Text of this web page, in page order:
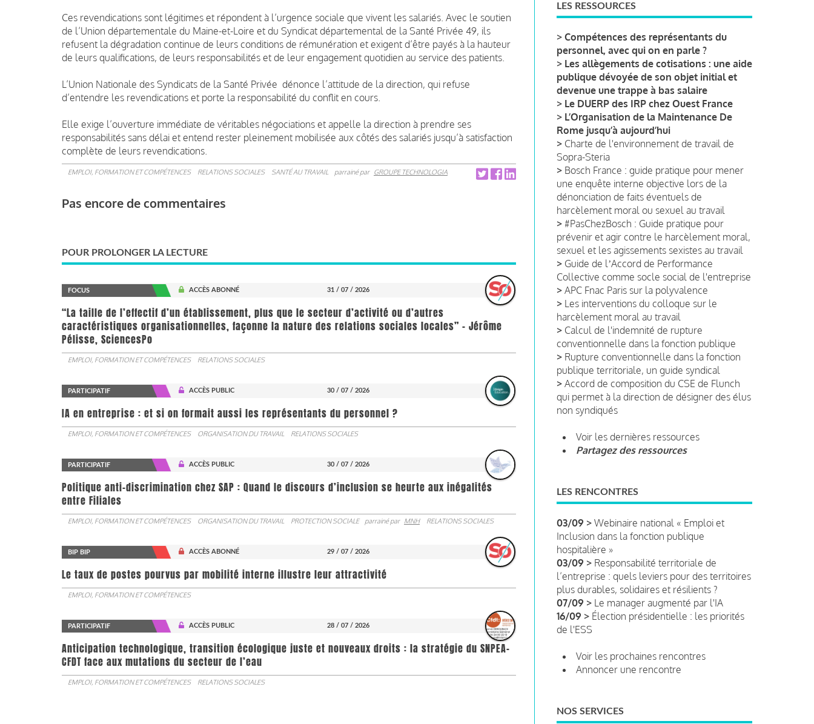
Ces revendications sont légitimes et répondent à l’urgence sociale que vivent les salariés. Avec le soutien
de l’Union départementale du Maine-et-Loire et du Syndicat départemental de la Santé Privée 49, ils
refusent la dégradation continue de leurs conditions de rémunération et exigent d’être payés à la hauteur
de leurs qualifications, de leurs responsabilités et de leur engagement quotidien au service des patients.
L’Union Nationale des Syndicats de la Santé Privée dénonce l’attitude de la direction, qui refuse
d’entendre les revendications et porte la responsabilité du conflit en cours.
Elle exige l’ouverture immédiate de véritables négociations et appelle la direction à prendre ses
responsabilités sans délai et entend rester pleinement mobilisée aux côtés des salariés jusqu’à satisfaction
complète de leurs revendications.
EMPLOI, FORMATION ET COMPÉTENCES RELATIONS SOCIALES SANTÉ AU TRAVAIL parrainé par GROUPE TECHNOLOGIA
Pas encore de commentaires
POUR PROLONGER LA LECTURE
FOCUS ACCÈS ABONNÉ 31 / 07 / 2026
“La taille de l’effectif d’un établissement, plus que le secteur d’activité ou d’autres
caractéristiques organisationnelles, façonne la nature des relations sociales locales” - Jérôme
Pélisse, SciencesPo
EMPLOI, FORMATION ET COMPÉTENCES RELATIONS SOCIALES
PARTICIPATIF ACCÈS PUBLIC 30 / 07 / 2026
IA en entreprise : et si on formait aussi les représentants du personnel ?
EMPLOI, FORMATION ET COMPÉTENCES ORGANISATION DU TRAVAIL RELATIONS SOCIALES
PARTICIPATIF ACCÈS PUBLIC 30 / 07 / 2026
Politique anti-discrimination chez SAP : Quand le discours d’inclusion se heurte aux inégalités
entre Filiales
EMPLOI, FORMATION ET COMPÉTENCES ORGANISATION DU TRAVAIL PROTECTION SOCIALE parrainé par MNH RELATIONS SOCIALES
BIP BIP ACCÈS ABONNÉ 29 / 07 / 2026
Le taux de postes pourvus par mobilité interne illustre leur attractivité
EMPLOI, FORMATION ET COMPÉTENCES
PARTICIPATIF ACCÈS PUBLIC 28 / 07 / 2026
Anticipation technologique, transition écologique juste et nouveaux droits : la stratégie du SNPEA-
CFDT face aux mutations du secteur de l’eau
EMPLOI, FORMATION ET COMPÉTENCES RELATIONS SOCIALES
LES RESSOURCES
> Compétences des représentants du
personnel, avec qui on en parle ?
> Les allègements de cotisations : une aide
publique dévoyée de son objet initial et
devenue une trappe à bas salaire
> Le DUERP des IRP chez Ouest France
> L’Organisation de la Maintenance De
Rome jusqu’à aujourd’hui
> Charte de l'environnement de travail de
Sopra-Steria
> Bosch France : guide pratique pour mener
une enquête interne objective lors de la
dénonciation de faits éventuels de
harcèlement moral ou sexuel au travail
> #PasChezBosch : Guide pratique pour
prévenir et agir contre le harcèlement moral,
sexuel et les agissements sexistes au travail
> Guide de lʼAccord de Performance
Collective comme socle social de l'entreprise
> APC Fnac Paris sur la polyvalence
> Les interventions du colloque sur le
harcèlement moral au travail
> Calcul de l'indemnité de rupture
conventionnelle dans la fonction publique
> Rupture conventionnelle dans la fonction
publique territoriale, un guide syndical
> Accord de composition du CSE de Flunch
qui permet à la direction de désigner des élus
non syndiqués
Voir les dernières ressources
Partagez des ressources
LES RENCONTRES
03/09 > Webinaire national « Emploi et
Inclusion dans la fonction publique
hospitalière »
03/09 > Responsabilité territoriale de
l’entreprise : quels leviers pour des territoires
plus durables, solidaires et résilients ?
07/09 > Le manager augmenté par l'IA
16/09 > Élection présidentielle : les priorités
de l'ESS
Voir les prochaines rencontres
Annoncer une rencontre
NOS SERVICES